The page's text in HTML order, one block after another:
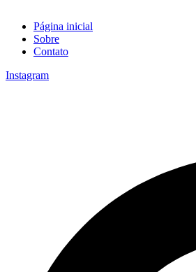
Página inicial
Sobre
Contato
Instagram